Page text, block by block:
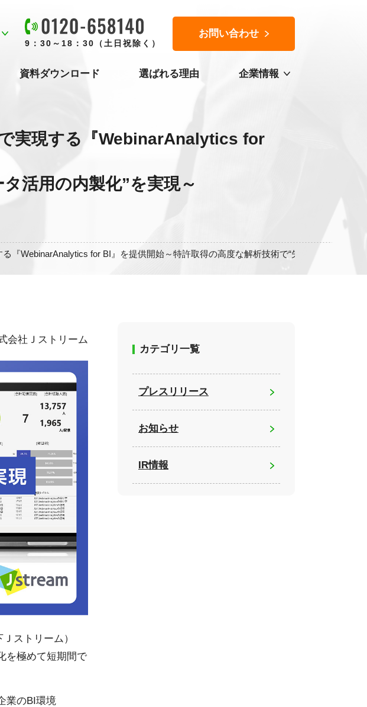
9：30～18：30（土日祝除く）
お問い合わせ
資料ダウンロード 選ばれる理由 企業情報
実現する『WebinarAnalytics for
活用の内製化”を実現～
『WebinarAnalytics for BI』を提供開始～特許取得の高度な解析技術で“失敗しないデータ
会社Ｊストリーム
ストリーム）
を極めて短期間で
業のBI環境
カテゴリ一覧
プレスリリース
お知らせ
IR情報